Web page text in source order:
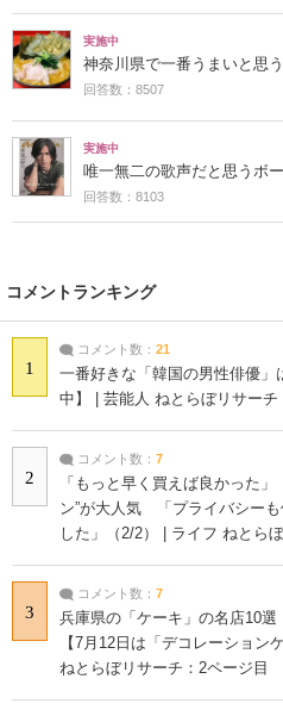
実施中
神奈川県で一番うまいと思
回答数：8507
実施中
唯一無二の歌声だと思うボ
回答数：8103
コメントランキング
1
コメント数： 21
一番好きな「韓国の男性俳優」
中】 | 芸能人 ねとらぼリサーチ
2
コメント数： 7
「もっと早く買えば良かった
ン”が大人気 「プライバシー
した」（2/2） | ライフ ねとら
3
コメント数： 7
兵庫県の「ケーキ」の名店10
【7月12日は「デコレーション
ねとらぼリサーチ：2ページ目